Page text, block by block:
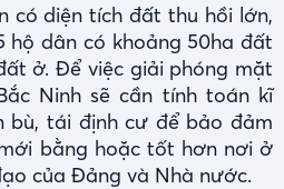
có diện tích đất thu hồi lớn,
hộ dân có khoảng 50ha đất
ở. Để việc giải phóng mặt
Ninh sẽ cần tính toán kĩ
bù, tái định cư để bảo đảm
bằng hoặc tốt hơn nơi ở
của Đảng và Nhà nước.